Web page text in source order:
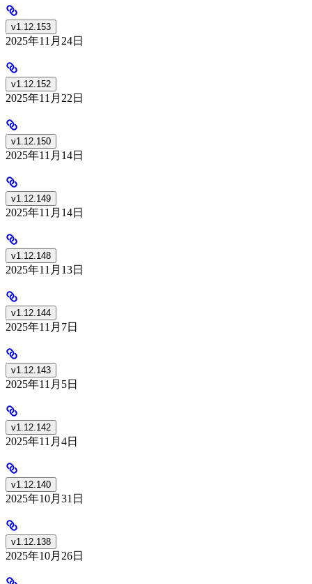
v1.12.153
2025年11月24日
v1.12.152
2025年11月22日
v1.12.150
2025年11月14日
v1.12.149
2025年11月14日
v1.12.148
2025年11月13日
v1.12.144
2025年11月7日
v1.12.143
2025年11月5日
v1.12.142
2025年11月4日
v1.12.140
2025年10月31日
v1.12.138
2025年10月26日